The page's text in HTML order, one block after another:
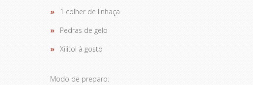
1 colher de linhaça
Pedras de gelo
Xilitol à gosto
Modo de preparo: